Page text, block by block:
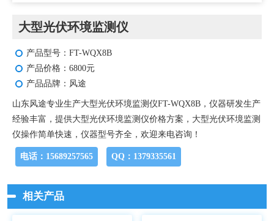
大型光伏环境监测仪
产品型号：FT-WQX8B
产品价格：6800元
产品品牌：风途
山东风途专业生产大型光伏环境监测仪FT-WQX8B，仪器研发生产
经验丰富，提供大型光伏环境监测仪价格方案，大型光伏环境监测
仪操作简单快速，仪器型号齐全，欢迎来电咨询！
电话：15689257565 QQ：1379335561
相关产品